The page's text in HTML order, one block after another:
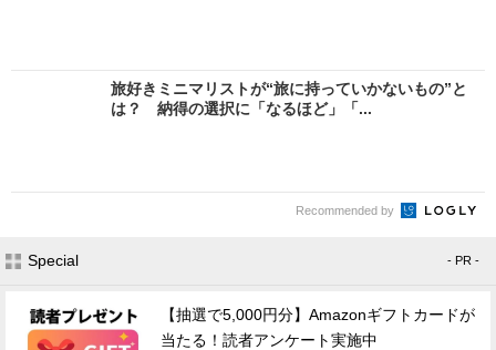
旅好きミニマリストが“旅に持っていかないもの”と
は？ 納得の選択に「なるほど」「...
Recommended by
Special - PR -
【抽選で5,000円分】Amazonギフトカードが
当たる！読者アンケート実施中